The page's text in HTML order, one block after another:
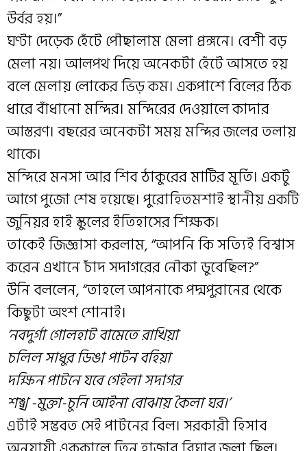
উর্বর হয়।”
ঘণ্টা দেড়েক হেঁটে পৌছালাম মেলা প্রঙ্গনে। বেশী বড়
মেলা নয়। আলপথ দিয়ে অনেকটা হেঁটে আসতে হয়
বলে মেলায় লোকের ভিড় কম। একপাশে বিলের ঠিক
ধারে বাঁধানো মন্দির। মন্দিরের দেওয়ালে কাদার
আস্তরণ। বছরের অনেকটা সময় মন্দির জলের তলায়
থাকে।
মন্দিরে মনসা আর শিব ঠাকুরের মাটির মূর্তি। একটু
আগে পুজো শেষ হয়েছে। পুরোহিতমশাই স্থানীয় একটি
জুনিয়র হাই স্কুলের ইতিহাসের শিক্ষক।
তাকেই জিজ্ঞাসা করলাম, “আপনি কি সত্যিই বিশ্বাস
করেন এখানে চাঁদ সদাগরের নৌকা ডুবেছিল?”
উনি বললেন, “তাহলে আপনাকে পদ্মপুরানের থেকে
কিছুটা অংশ শোনাই।
‘নবদুর্গা গোলহাট বামেতে রাখিয়া
চলিল সাধুর ডিঙা পাটন বহিয়া
দক্ষিন পাটনে যবে গেইলা সদাগর
শঙ্খ -মুক্তা-চুনি আইনা বোঝায় কৈলা ঘর।’
এটাই সম্ভবত সেই পাটনের বিল। সরকারী হিসাব